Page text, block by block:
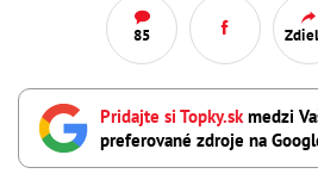
85
Pridajte si Topky.sk medzi
preferované zdroje na